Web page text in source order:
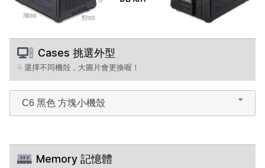
Cases 挑選外型
☟ 選擇不同機殻，大圖片會更換喔！
C6 黑色 方塊小機殼
Memory 記憶體